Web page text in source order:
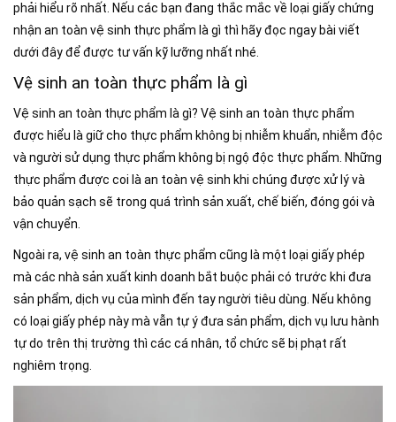
phải hiểu rõ nhất. Nếu các bạn đang thắc mắc về loại giấy chứng
nhận an toàn vệ sinh thực phẩm là gì thì hãy đọc ngay bài viết
dưới đây để được tư vấn kỹ lưỡng nhất nhé.
Vệ sinh an toàn thực phẩm là gì
Vệ sinh an toàn thực phẩm là gì? Vệ sinh an toàn thực phẩm
được hiểu là giữ cho thực phẩm không bị nhiễm khuẩn, nhiễm độc
và người sử dụng thực phẩm không bị ngộ độc thực phẩm. Những
thực phẩm được coi là an toàn vệ sinh khi chúng được xử lý và
bảo quản sạch sẽ trong quá trình sản xuất, chế biến, đóng gói và
vận chuyển.
Ngoài ra, vệ sinh an toàn thực phẩm cũng là một loại giấy phép
mà các nhà sản xuất kinh doanh bắt buộc phải có trước khi đưa
sản phẩm, dịch vụ của mình đến tay người tiêu dùng. Nếu không
có loại giấy phép này mà vẫn tự ý đưa sản phẩm, dịch vụ lưu hành
tự do trên thị trường thì các cá nhân, tổ chức sẽ bị phạt rất
nghiêm trọng.